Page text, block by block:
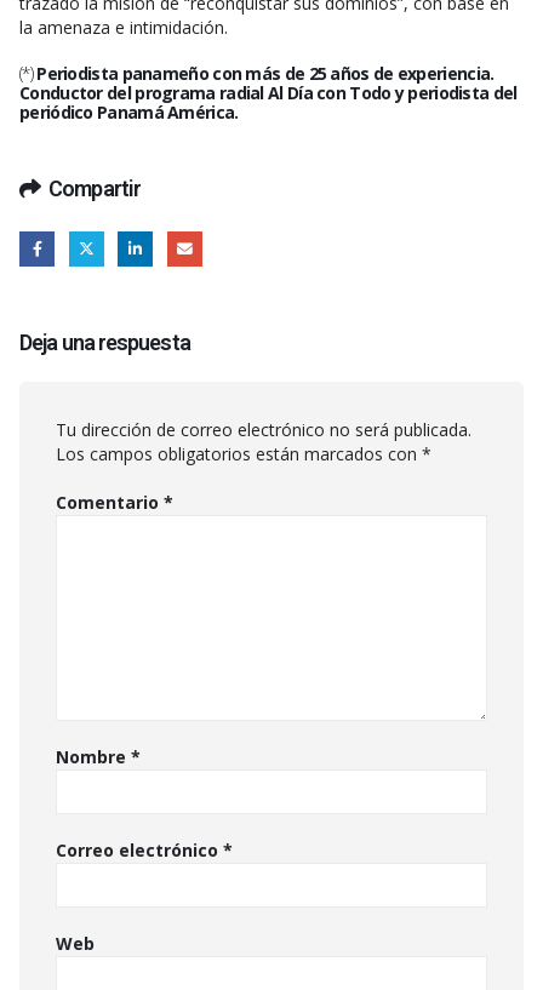
la amenaza e intimidación.
(*)Periodista panameño con más de 25 años de experiencia.
Conductor del programa radial Al Día con Todo y periodista del
periódico Panamá América.
Compartir
Deja una respuesta
Tu dirección de correo electrónico no será publicada.
Los campos obligatorios están marcados con *
Comentario *
Nombre *
Correo electrónico *
Web